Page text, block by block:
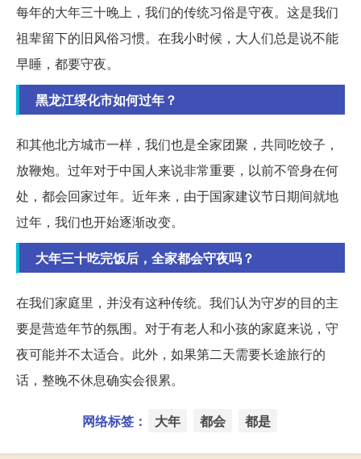
每年的大年三十晚上，我们的传统习俗是守夜。这是我们
祖辈留下的旧风俗习惯。在我小时候，大人们总是说不能
早睡，都要守夜。
黑龙江绥化市如何过年？
和其他北方城市一样，我们也是全家团聚，共同吃饺子，
放鞭炮。过年对于中国人来说非常重要，以前不管身在何
处，都会回家过年。近年来，由于国家建议节日期间就地
过年，我们也开始逐渐改变。
大年三十吃完饭后，全家都会守夜吗？
在我们家庭里，并没有这种传统。我们认为守岁的目的主
要是营造年节的氛围。对于有老人和小孩的家庭来说，守
夜可能并不太适合。此外，如果第二天需要长途旅行的
话，整晚不休息确实会很累。
网络标签： 大年 都会 都是